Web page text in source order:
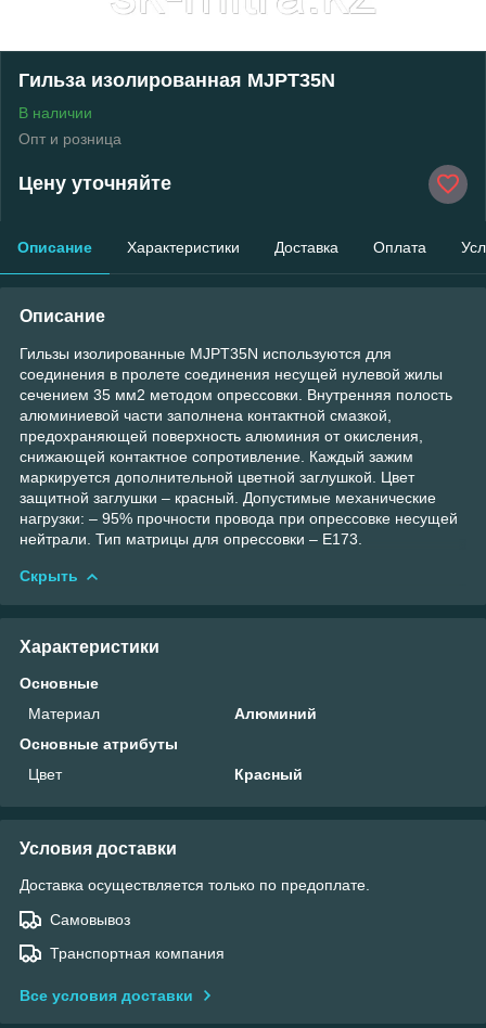
Гильза изолированная MJPT35N
В наличии
Опт и розница
Цену уточняйте
Описание Характеристики Доставка Оплата
Описание
Гильзы изолированные MJPT35N используются для
соединения в пролете соединения несущей нулевой жилы
сечением 35 мм2 методом опрессовки. Внутренняя полость
алюминиевой части заполнена контактной смазкой,
предохраняющей поверхность алюминия от окисления,
снижающей контактное сопротивление. Каждый зажим
маркируется дополнительной цветной заглушкой. Цвет
защитной заглушки – красный. Допустимые механические
нагрузки: – 95% прочности провода при опрессовке несущей
нейтрали. Тип матрицы для опрессовки – Е173.
Скрыть
Характеристики
Основные
Материал
Алюминий
Основные атрибуты
Цвет
Красный
Условия доставки
Доставка осуществляется только по предоплате.
Самовывоз
Транспортная компания
Все условия доставки